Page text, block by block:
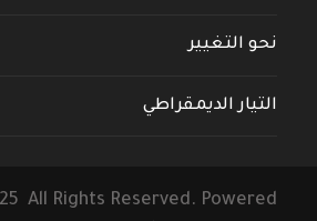
نحو التغيير
التيار الديمقراطي
All Rights Reserved. Powered